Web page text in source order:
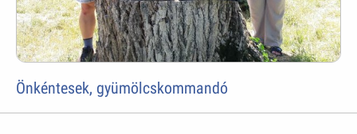
Önkéntesek, gyümölcskommandó